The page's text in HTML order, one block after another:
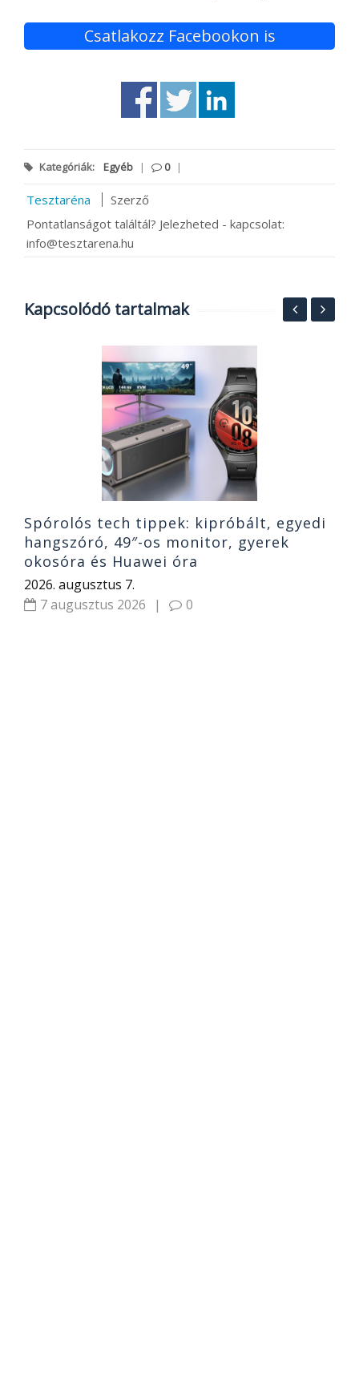
Csatlakozz Facebookon is
Kategóriák: Egyéb | 0 |
Tesztaréna
Szerző
Pontatlanságot találtál? Jelezheted - kapcsolat:
info@tesztarena.hu
Kapcsolódó tartalmak
Spórolós tech tippek: kipróbált, egyedi
hangszóró, 49″-os monitor, gyerek
okosóra és Huawei óra
2026. augusztus 7.
7 augusztus 2026
| 0